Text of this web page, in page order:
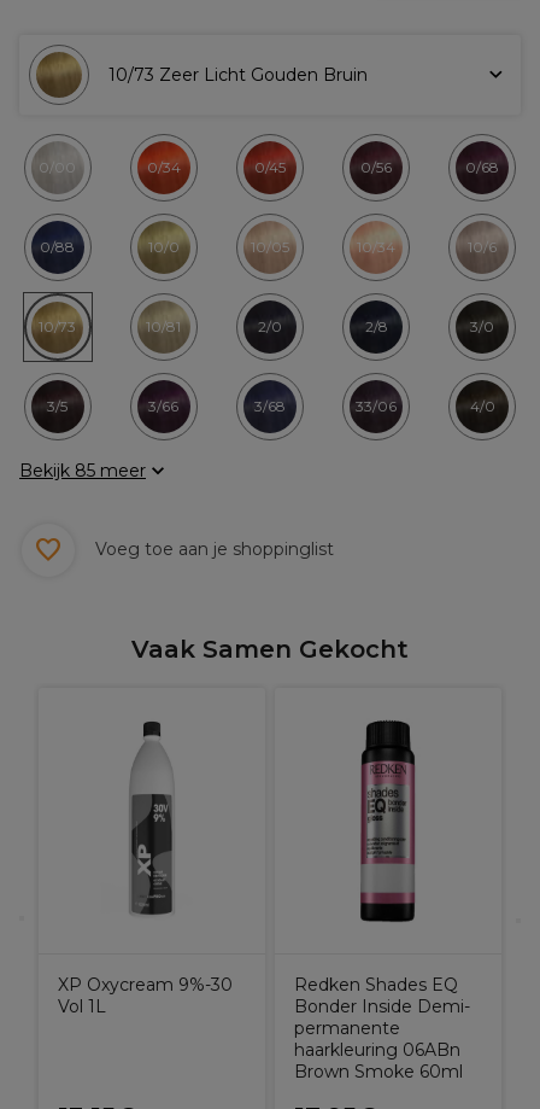
10/73 Zeer Licht Gouden Bruin
0/00 0/34 0/45 0/56 0/68
0/88 10/0 10/05 10/34 10/6
10/73 10/81 2/0 2/8 3/0
3/5 3/66 3/68 33/06 4/0
Bekijk 85 meer
Voeg toe aan je shoppinglist
Vaak Samen Gekocht
XP Oxycream 9%-30
Vol 1L
Redken Shades EQ
Bonder Inside Demi-
permanente
haarkleuring 06ABn
Brown Smoke 60ml